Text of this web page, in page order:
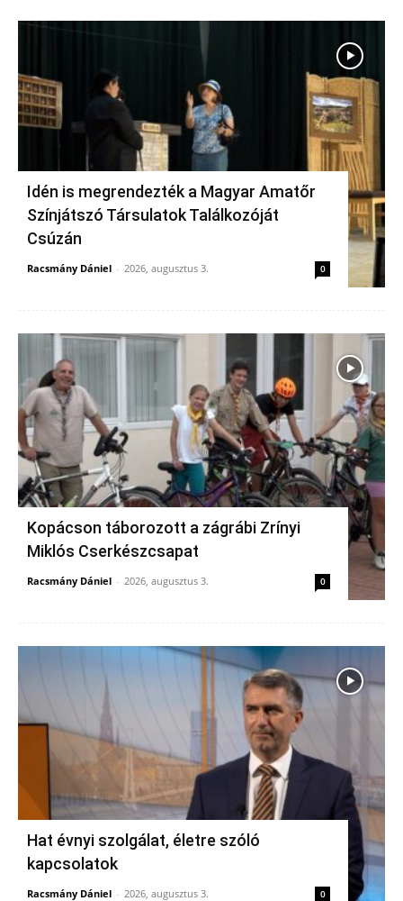
Idén is megrendezték a Magyar Amatőr
Színjátszó Társulatok Találkozóját
Csúzán
Racsmány Dániel - 2026, augusztus 3. 0
Kopácson táborozott a zágrábi Zrínyi
Miklós Cserkészcsapat
Racsmány Dániel - 2026, augusztus 3. 0
Hat évnyi szolgálat, életre szóló
kapcsolatok
Racsmány Dániel - 2026, augusztus 3. 0